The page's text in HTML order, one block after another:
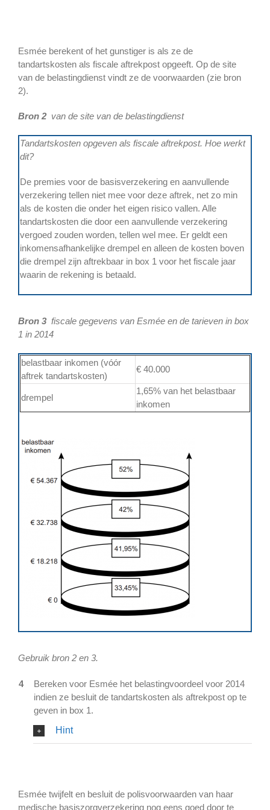
Esmée berekent of het gunstiger is als ze de
tandartskosten als fiscale aftrekpost opgeeft. Op de site
van de belastingdienst vindt ze de voorwaarden (zie bron
2).
Bron 2 van de site van de belastingdienst
Tandartskosten opgeven als fiscale aftrekpost. Hoe werkt
dit?
De premies voor de basisverzekering en aanvullende
verzekering tellen niet mee voor deze aftrek, net zo min
als de kosten die onder het eigen risico vallen. Alle
tandartskosten die door een aanvullende verzekering
vergoed zouden worden, tellen wel mee. Er geldt een
inkomensafhankelijke drempel en alleen de kosten boven
die drempel zijn aftrekbaar in box 1 voor het fiscale jaar
waarin de rekening is betaald.
Bron 3 fiscale gegevens van Esmée en de tarieven in box
1 in 2014
belastbaar inkomen (vóór
aftrek tandartskosten)
€ 40.000
drempel
1,65% van het belastbaar
inkomen
Gebruik bron 2 en 3.
4
Bereken voor Esmée het belastingvoordeel voor 2014
indien ze besluit de tandartskosten als aftrekpost op te
geven in box 1.
Hint
Esmée twijfelt en besluit de polisvoorwaarden van haar
medische basiszorgverzekering nog eens goed door te